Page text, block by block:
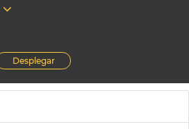
Desplegar